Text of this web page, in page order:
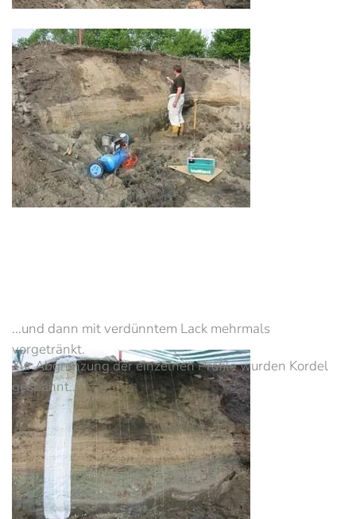
...und dann mit verdünntem Lack mehrmals
vorgetränkt.
Zur Abgrenzung der einzelnen Profile wurden Kordel
gespannt...